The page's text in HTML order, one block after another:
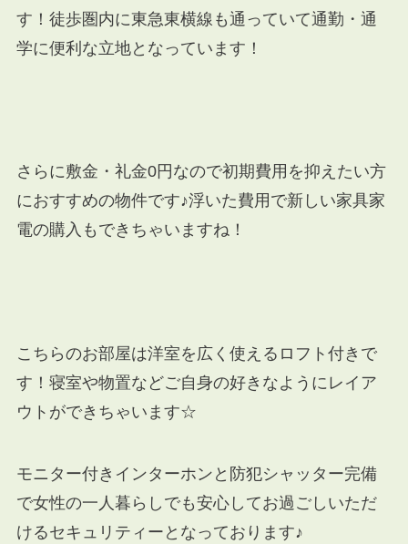
す！徒歩圏内に東急東横線も通っていて通勤・通
学に便利な立地となっています！
さらに敷金・礼金0円なので初期費用を抑えたい方
におすすめの物件です♪浮いた費用で新しい家具家
電の購入もできちゃいますね！
こちらのお部屋は洋室を広く使えるロフト付きで
す！寝室や物置などご自身の好きなようにレイア
ウトができちゃいます☆
モニター付きインターホンと防犯シャッター完備
で女性の一人暮らしでも安心してお過ごしいただ
けるセキュリティーとなっております♪